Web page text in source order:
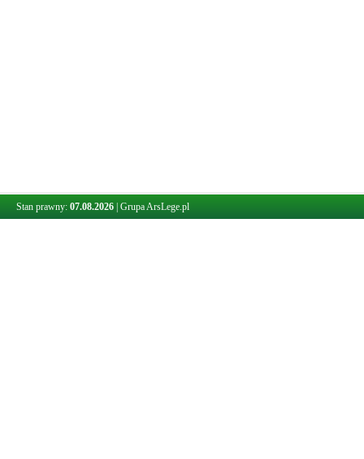
Stan prawny: 07.08.2026 Grupa ArsLege.pl